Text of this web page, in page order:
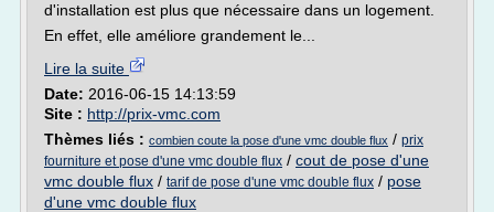
d'installation est plus que nécessaire dans un logement.
En effet, elle améliore grandement le...
Lire la suite
Date: 2016-06-15 14:13:59
Site : http://prix-vmc.com
Thèmes liés : combien coute la pose d'une vmc double flux / prix
fourniture et pose d'une vmc double flux / cout de pose d'une
vmc double flux / tarif de pose d'une vmc double flux / pose
d'une vmc double flux